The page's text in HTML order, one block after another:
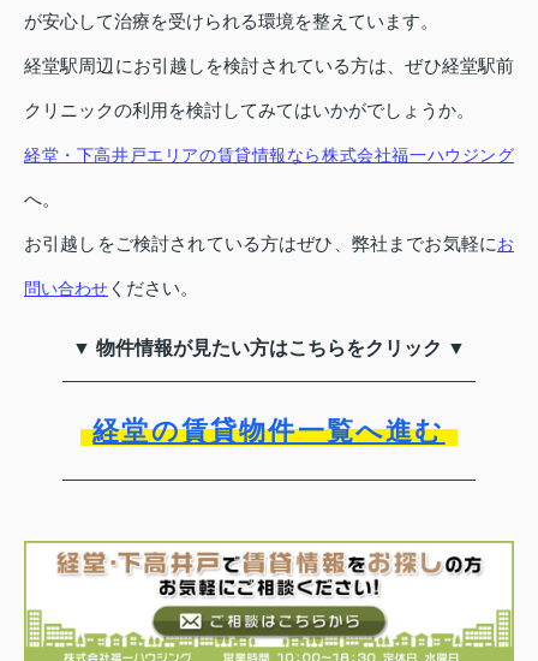
が安心して治療を受けられる環境を整えています。
経堂駅周辺にお引越しを検討されている方は、ぜひ経堂駅前
クリニックの利用を検討してみてはいかがでしょうか。
経堂・下高井戸エリアの賃貸情報なら株式会社福一ハウジング
へ。
お引越しをご検討されている方はぜひ、弊社までお気軽にお
問い合わせ ください。
▼ 物件情報が見たい方はこちらをクリック ▼
経堂の賃貸物件一覧へ進む